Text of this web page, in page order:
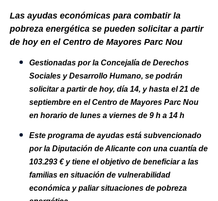
Las ayudas económicas para combatir la
pobreza energética se pueden solicitar a partir
de hoy en el Centro de Mayores Parc Nou
Gestionadas por la Concejalía de Derechos
Sociales y Desarrollo Humano, se podrán
solicitar a partir de hoy, día 14, y hasta el 21 de
septiembre en el Centro de Mayores Parc Nou
en horario de lunes a viernes de 9 h a 14 h
Este programa de ayudas está subvencionado
por la Diputación de Alicante con una cuantía de
103.293 € y tiene el objetivo de beneficiar a las
familias en situación de vulnerabilidad
económica y paliar situaciones de pobreza